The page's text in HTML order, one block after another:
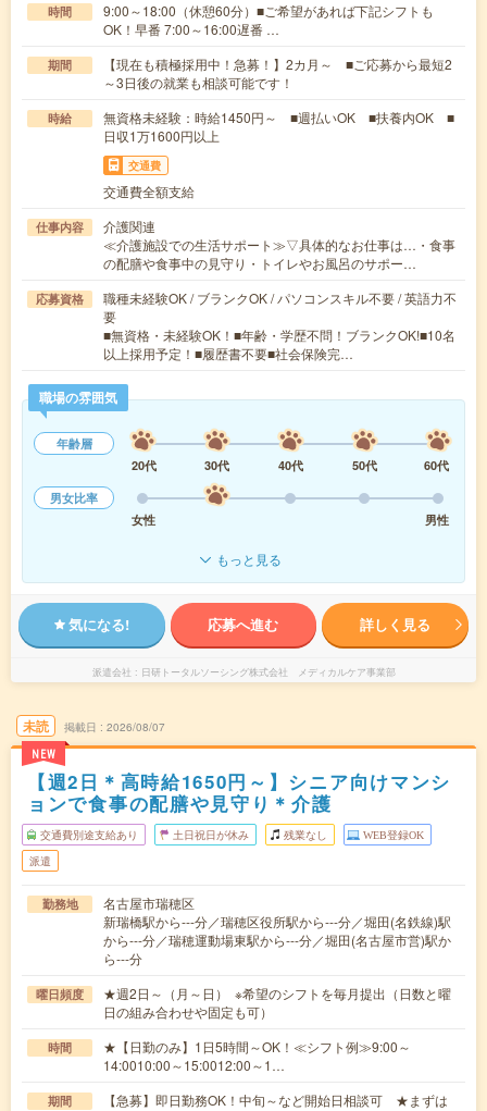
時間
9:00～18:00（休憩60分）■ご希望があれば下記シフトも
OK！早番 7:00～16:00遅番 …
期間
【現在も積極採用中！急募！】2カ月～ ■ご応募から最短2
～3日後の就業も相談可能です！
時給
無資格未経験：時給1450円～ ■週払いOK ■扶養内OK ■
日収1万1600円以上
交通費
交通費全額支給
仕事内容
介護関連
≪介護施設での生活サポート≫▽具体的なお仕事は…・食事
の配膳や食事中の見守り・トイレやお風呂のサポー…
応募資格
職種未経験OK / ブランクOK / パソコンスキル不要 / 英語力不
要
■無資格・未経験OK！■年齢・学歴不問！ブランクOK!■10名
以上採用予定！■履歴書不要■社会保険完…
職場の雰囲気
年齢層
20代
30代 40代 50代
60代
男女比率
女性
男性
もっと見る
気になる! 応募へ進む 詳しく見る
派遣会社 日研トータルソーシング株式会社 メディカルケア事業部
未読
NEW
掲載日 2026/08/07
【週2日＊高時給1650円～】シニア向けマンシ
ョンで食事の配膳や見守り＊介護
交通費別途支給あり 土日祝日が休み 残業なし WEB登録OK
派遣
勤務地
名古屋市瑞穂区
新瑞橋駅から---分／瑞穂区役所駅から---分／堀田(名鉄線)駅
から---分／瑞穂運動場東駅から---分／堀田(名古屋市営)駅か
ら---分
曜日頻度
★週2日～（月～日） ※希望のシフトを毎月提出（日数と曜
日の組み合わせや固定も可）
時間
★【日勤のみ】1日5時間～OK！≪シフト例≫9:00～
14:0010:00～15:0012:00～1…
期間
【急募】即日勤務OK！中旬～など開始日相談可 ★まずは